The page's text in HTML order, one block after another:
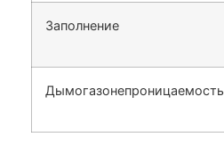
Заполнение
Дымогазонепроницаемость